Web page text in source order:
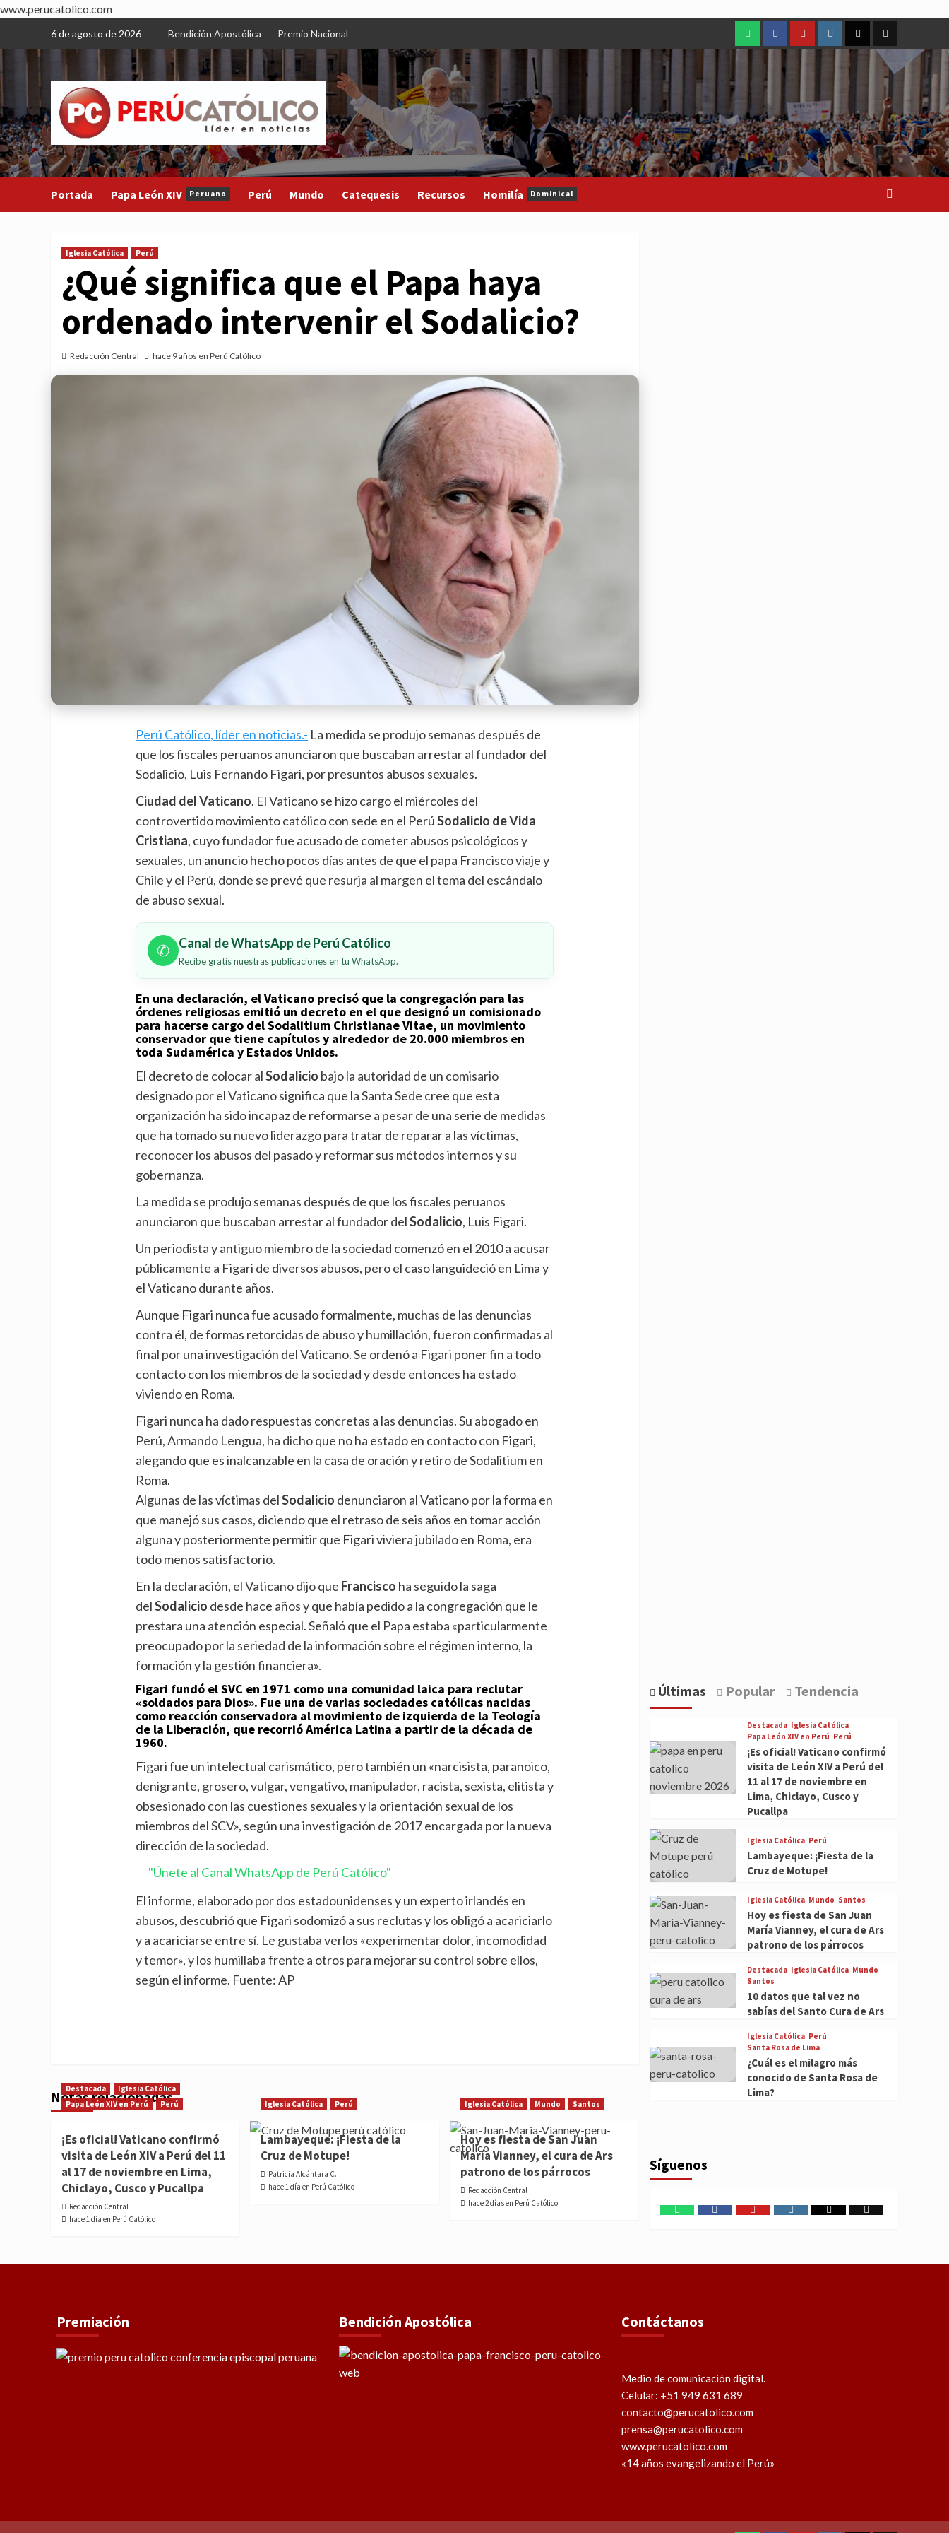
www.perucatolico.com
content
6 de agosto de 2026 Bendición Apostólica Premio Nacional
WhatsAppFacebookYoutubeInstagram
X TikTok
Portada Papa León XIV Peruano Perú Mundo Catequesis Recursos Homilía Dominical
Iglesia Católica Perú
¿Qué significa que el Papa haya
ordenado intervenir el Sodalicio?
Redacción Central hace 9 años en Perú Católico
Perú Católico, líder en noticias.- La medida se produjo semanas después de
que los fiscales peruanos anunciaron que buscaban arrestar al fundador del
Sodalicio, Luis Fernando Figari, por presuntos abusos sexuales.
Ciudad del Vaticano. El Vaticano se hizo cargo el miércoles del
controvertido movimiento católico con sede en el PerúSodalicio de Vida
Cristiana, cuyo fundador fue acusado de cometer abusos psicológicos y
sexuales, un anuncio hecho pocos días antes de que el papa Francisco viaje y
Chile y el Perú, donde se prevé que resurja al margen el tema del escándalo
de abuso sexual.
✆ Canal de WhatsApp de Perú Católico
Recibe gratis nuestras publicaciones en tu WhatsApp.
En una declaración, el Vaticano precisó que la congregación para las
órdenes religiosas emitió un decreto en el que designó un comisionado
para hacerse cargo del Sodalitium Christianae Vitae, un movimiento
conservador que tiene capítulos y alrededor de 20.000 miembros en
toda Sudamérica y Estados Unidos.
El decreto de colocar alSodalicio bajo la autoridad de un comisario
designado por el Vaticano significa que la Santa Sede cree que esta
organización ha sido incapaz de reformarse a pesar de una serie de medidas
que ha tomado su nuevo liderazgo para tratar de reparar a las víctimas,
reconocer los abusos del pasado y reformar sus métodos internos y su
gobernanza.
La medida se produjo semanas después de que los fiscales peruanos
anunciaron que buscaban arrestar al fundador delSodalicio, Luis Figari.
Un periodista y antiguo miembro de la sociedad comenzó en el 2010 a acusar
públicamente a Figari de diversos abusos, pero el caso languideció en Lima y
el Vaticano durante años.
Aunque Figari nunca fue acusado formalmente, muchas de las denuncias
contra él, de formas retorcidas de abuso y humillación, fueron confirmadas al
final por una investigación del Vaticano. Se ordenó a Figari poner fin a todo
contacto con los miembros de la sociedad y desde entonces ha estado
viviendo en Roma.
Figari nunca ha dado respuestas concretas a las denuncias. Su abogado en
Perú, Armando Lengua, ha dicho que no ha estado en contacto con Figari,
alegando que es inalcanzable en la casa de oración y retiro de Sodalitium en
Roma.
Algunas de las víctimas delSodalicio denunciaron al Vaticano por la forma en
que manejó sus casos, diciendo que el retraso de seis años en tomar acción
alguna y posteriormente permitir que Figari viviera jubilado en Roma, era
todo menos satisfactorio.
En la declaración, el Vaticano dijo que Francisco ha seguido la saga
delSodalicio desde hace años y que había pedido a la congregación que le
prestara una atención especial. Señaló que el Papa estaba «particularmente
preocupado por la seriedad de la información sobre el régimen interno, la
formación y la gestión financiera».
Figari fundó el SVC en 1971 como una comunidad laica para reclutar
«soldados para Dios». Fue una de varias sociedades católicas nacidas
como reacción conservadora al movimiento de izquierda de la Teología
de la Liberación, que recorrió América Latina a partir de la década de
1960.
Figari fue un intelectual carismático, pero también un «narcisista, paranoico,
denigrante, grosero, vulgar, vengativo, manipulador, racista, sexista, elitista y
obsesionado con las cuestiones sexuales y la orientación sexual de los
miembros del SCV», según una investigación de 2017 encargada por la nueva
dirección de la sociedad.
"Únete al Canal WhatsApp de Perú Católico"
El informe, elaborado por dos estadounidenses y un experto irlandés en
abusos, descubrió que Figari sodomizó a sus reclutas y los obligó a acariciarlo
y a acariciarse entre sí. Le gustaba verlos «experimentar dolor, incomodidad
y temor», y los humillaba frente a otros para mejorar su control sobre ellos,
según el informe. Fuente: AP
Notas relacionadas
Destacada
Iglesia Católica
Papa León XIV en Perú
Perú
¡Es oficial! Vaticano confirmó
visita de León XIV a Perú del 11
al 17 de noviembre en Lima,
Chiclayo, Cusco y Pucallpa
Redacción Central
hace 1 día en Perú Católico
Iglesia Católica Perú
Lambayeque: ¡Fiesta de la
Cruz de Motupe!
Patricia Alcántara C.
hace 1 día en Perú Católico
Iglesia Católica Mundo Santos
Hoy es fiesta de San Juan
María Vianney, el cura de Ars
patrono de los párrocos
Redacción Central
hace 2 días en Perú Católico
Últimas Popular Tendencia
Destacada Iglesia Católica
Papa León XIV en Perú Perú
¡Es oficial! Vaticano confirmó
visita de León XIV a Perú del
11 al 17 de noviembre en
Lima, Chiclayo, Cusco y
Pucallpa
Iglesia Católica Perú
Lambayeque: ¡Fiesta de la
Cruz de Motupe!
Iglesia Católica Mundo Santos
Hoy es fiesta de San Juan
María Vianney, el cura de Ars
patrono de los párrocos
Destacada Iglesia Católica Mundo
Santos
10 datos que tal vez no
sabías del Santo Cura de Ars
Iglesia Católica Perú
Santa Rosa de Lima
¿Cuál es el milagro más
conocido de Santa Rosa de
Lima?
Síguenos
WhatsAppFacebookYoutubeInstagram
X TikTok
Premiación Bendición Apostólica Contáctanos
Medio de comunicación digital.
Celular: +51 949 631 689
contacto@perucatolico.com
prensa@perucatolico.com
www.perucatolico.com
«14 años evangelizando el Perú»